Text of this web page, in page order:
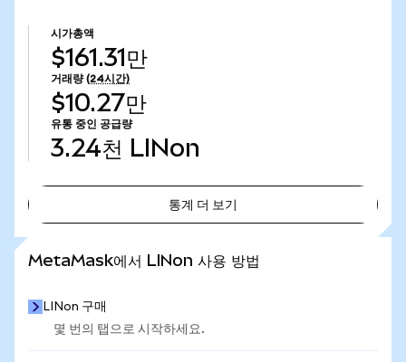
시가총액
$161.31만
거래량 (24시간)
$10.27만
유통 중인 공급량
3.24천 LINon
통계 더 보기
MetaMask에서 LINon 사용 방법
LINon 구매
몇 번의 탭으로 시작하세요.